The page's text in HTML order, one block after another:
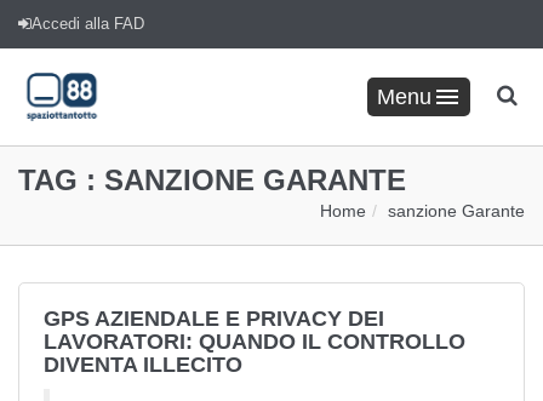
Accedi alla FAD
Menu
TAG : SANZIONE GARANTE
Home sanzione Garante
GPS AZIENDALE E PRIVACY DEI
LAVORATORI: QUANDO IL CONTROLLO
DIVENTA ILLECITO